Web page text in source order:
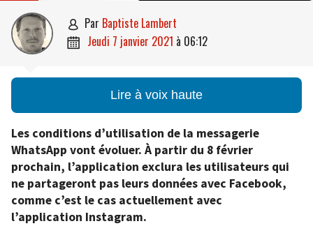
 par Baptiste Lambert
 jeudi 7 janvier 2021 à 06:12
Lire à voix haute
Les conditions d’utilisation de la messagerie
WhatsApp vont évoluer. À partir du 8 février
prochain, l’application exclura les utilisateurs qui
ne partageront pas leurs données avec Facebook,
comme c’est le cas actuellement avec
l’application Instagram.